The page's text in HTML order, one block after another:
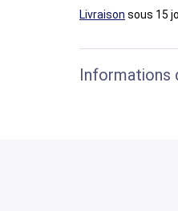
Livraison sous 15
Informations